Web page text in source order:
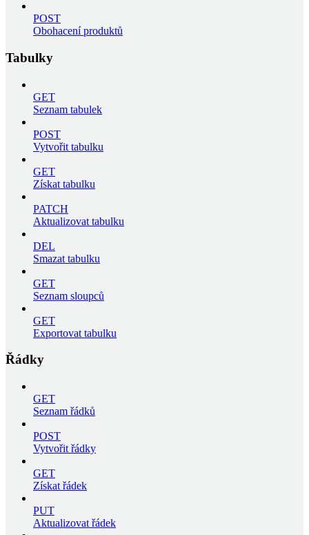
POST
Obohacení produktů
Tabulky
GET
Seznam tabulek
POST
Vytvořit tabulku
GET
Získat tabulku
PATCH
Aktualizovat tabulku
DEL
Smazat tabulku
GET
Seznam sloupců
GET
Exportovat tabulku
Řádky
GET
Seznam řádků
POST
Vytvořit řádky
GET
Získat řádek
PUT
Aktualizovat řádek